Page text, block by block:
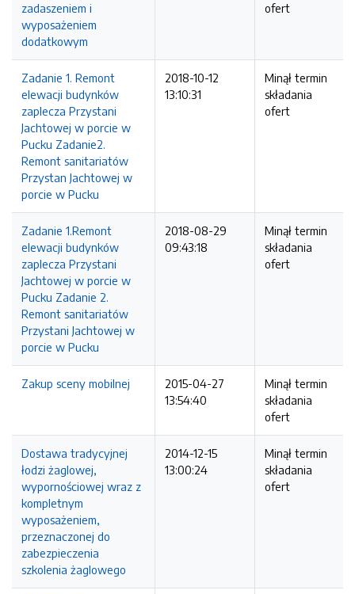
zadaszeniem i
wyposażeniem
dodatkowym
ofert
Zadanie 1. Remont
elewacji budynków
zaplecza Przystani
Jachtowej w porcie w
Pucku Zadanie2.
Remont sanitariatów
Przystan Jachtowej w
porcie w Pucku
2018-10-12
13:10:31
Minął termin
składania
ofert
Zadanie 1.Remont
elewacji budynków
zaplecza Przystani
Jachtowej w porcie w
Pucku Zadanie 2.
Remont sanitariatów
Przystani Jachtowej w
porcie w Pucku
2018-08-29
09:43:18
Minął termin
składania
ofert
Zakup sceny mobilnej
2015-04-27
13:54:40
Minął termin
składania
ofert
Dostawa tradycyjnej
łodzi żaglowej,
wypornościowej wraz z
kompletnym
wyposażeniem,
przeznaczonej do
zabezpieczenia
szkolenia żaglowego
2014-12-15
13:00:24
Minął termin
składania
ofert